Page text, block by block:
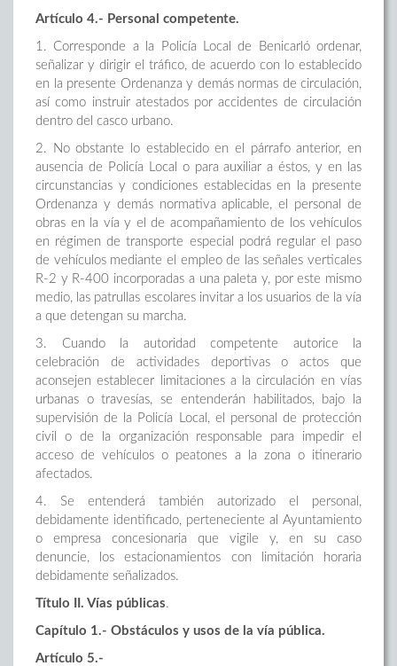
Artículo 4.- Personal competente.
1. Corresponde a la Policía Local de Benicarló ordenar,
señalizar y dirigir el tráfico, de acuerdo con lo establecido
en la presente Ordenanza y demás normas de circulación,
así como instruir atestados por accidentes de circulación
dentro del casco urbano.
2.
No obstante lo establecido en el párrafo anterior, en
ausencia de Policía Local o para auxiliar a éstos, y en las
circunstancias y condiciones establecidas en la presente
Ordenanza y demás normativa aplicable, el personal de
obras en la vía y el de acompañamiento de los vehículos
en régimen de transporte especial podrá regular el paso
de vehículos mediante el empleo de las señales verticales
R-2 y R-400 incorporadas a una paleta y, por este mismo
medio, las patrullas escolares invitar a los usuarios de la vía
a que detengan su marcha.
3. Cuando la autoridad competente autorice la
celebración de actividades deportivas o actos que
aconsejen establecer limitaciones a la circulación en vías
urbanas o travesías, se entenderán habilitados, bajo la
supervisión de la Policía Local, el personal de protección
civil o de la organización responsable para impedir el
acceso de vehículos o peatones a la zona o itinerario
afectados.
4. Se entenderá también autorizado el personal,
debidamente identificado, perteneciente al Ayuntamiento
o empresa concesionaria que vigile y, en su caso
denuncie, los estacionamientos con limitación horaria
debidamente señalizados.
Título II. Vías públicas.
Capítulo 1.- Obstáculos y usos de la vía pública.
Artículo 5.-